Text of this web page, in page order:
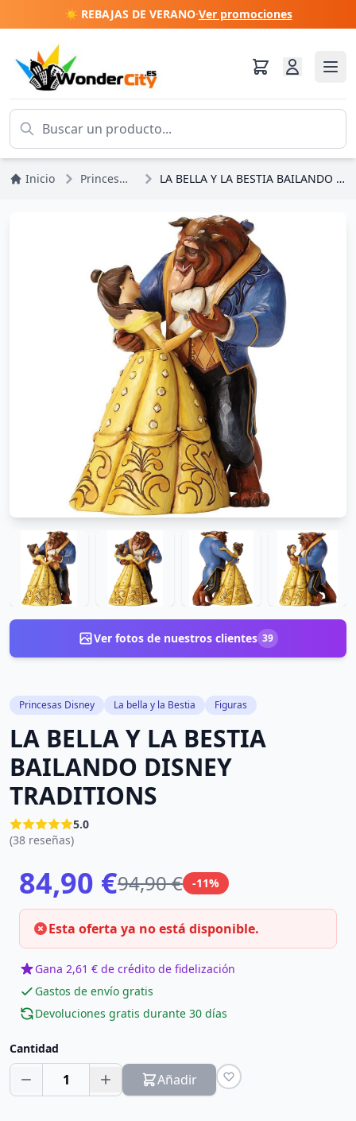
☀️ REBAJAS DE VERANO·Ver promociones
Inicio Princesas Disney LA BELLA Y LA BESTIA BAILANDO DISNEY TRADITIONS
Ver fotos de nuestros clientes 39
Princesas Disney La bella y la Bestia Figuras
LA BELLA Y LA BESTIA
BAILANDO DISNEY
TRADITIONS
5.0
(38 reseñas)
84,90 €94,90 € -11%
Esta oferta ya no está disponible.
Gana 2,61 € de crédito de fidelización
Gastos de envío gratis
Devoluciones gratis durante 30 días
Cantidad
1 Añadir